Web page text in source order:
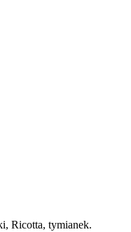
Ricotta, tymianek.